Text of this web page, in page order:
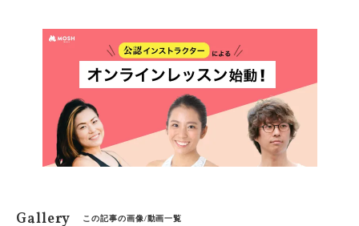
てしまうことは少なくありません。そんな迷えるヨギ
ー・ヨギーニに向けて、自分の心と向き合うこと、そし
て自分を知ってくことを、ヨガと占いという２つのツー
ルを活用して伝えているIKUMIさんにお話を伺いまし
た。
Gallery この記事の画像/動画一覧